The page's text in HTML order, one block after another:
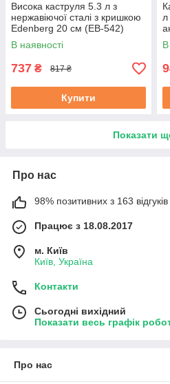
Висока каструля 5.3 л з
нержавіючої сталі з кришкою
Edenberg 20 см (EB-542)
В наявності
737 ₴ 817 ₴
Купити
л
В
Показати
Про нас
98% позитивних з 163 відгуків
Працює з 18.08.2017
м. Київ
Київ, Україна
Контакти
Сьогодні вихідний
Показати весь графік
Про нас